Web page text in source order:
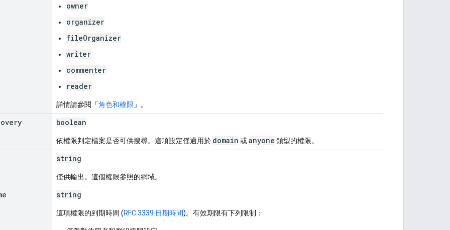
owner
organizer
fileOrganizer
writer
commenter
reader
詳情請參閱「角色和權限 」。
boolean
依權限判定檔案是否可供搜尋。這項設定僅適用於 domain 或anyone 類型的權限。
string
僅供輸出。這個權限參照的網域。
string
這項權限的到期時間 (RFC 3339 日期時間)。有效期限有下列限制：